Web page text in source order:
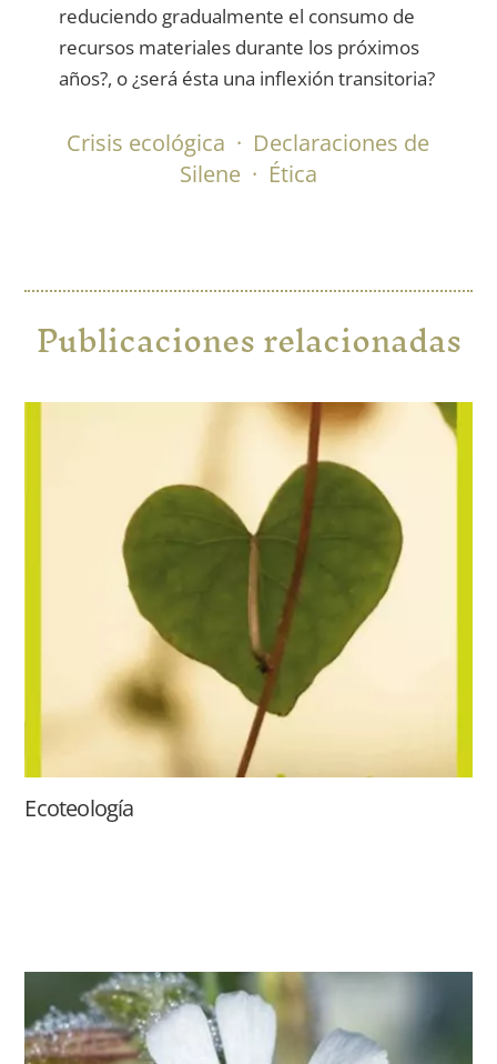
reduciendo gradualmente el consumo de
recursos materiales durante los próximos
años?, o ¿será ésta una inflexión transitoria?
Crisis ecológica · Declaraciones de
Silene · Ética
Publicaciones relacionadas
Ecoteología